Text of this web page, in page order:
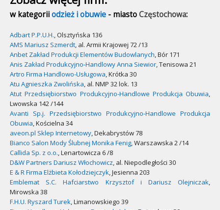
w kategoriiodzież i obuwie - miastoCzęstochowa:
Adbart P.P.U.H., Olsztyńska 136
AMS Mariusz Szmerdt, al. Armii Krajowej 72 /13
Anbet Zakład Produkcji Elementów Budowlanych, Bór 171
Anis Zakład Produkcyjno-Handlowy Anna Siewior, Tenisowa 21
Artro Firma Handlowo-Usługowa, Krótka 30
Atu Agnieszka Zwolińska, al. NMP 32 lok. 13
Atut Przedsiębiorstwo Produkcyjno-Handlowe Produkcja Obuwia,
Lwowska 142 /144
Avanti Sp.j. Przedsiębiorstwo Produkcyjno-Handlowe Produkcja
Obuwia, Kościelna 34
aveon.pl Sklep Internetowy, Dekabrystów 78
Bianco Salon Mody Ślubnej Monika Fenig, Warszawska 2 /14
Callida Sp. z o.o., Lenartowicza 6 /8
D&W Partners Dariusz Włochowicz, al. Niepodległości 30
E & R Firma Elżbieta Kołodziejczyk, Jesienna 203
Emblemat S.C. Hafciarstwo Krzysztof i Dariusz Olejniczak,
Mirowska 38
F.H.U. Ryszard Turek, Limanowskiego 39